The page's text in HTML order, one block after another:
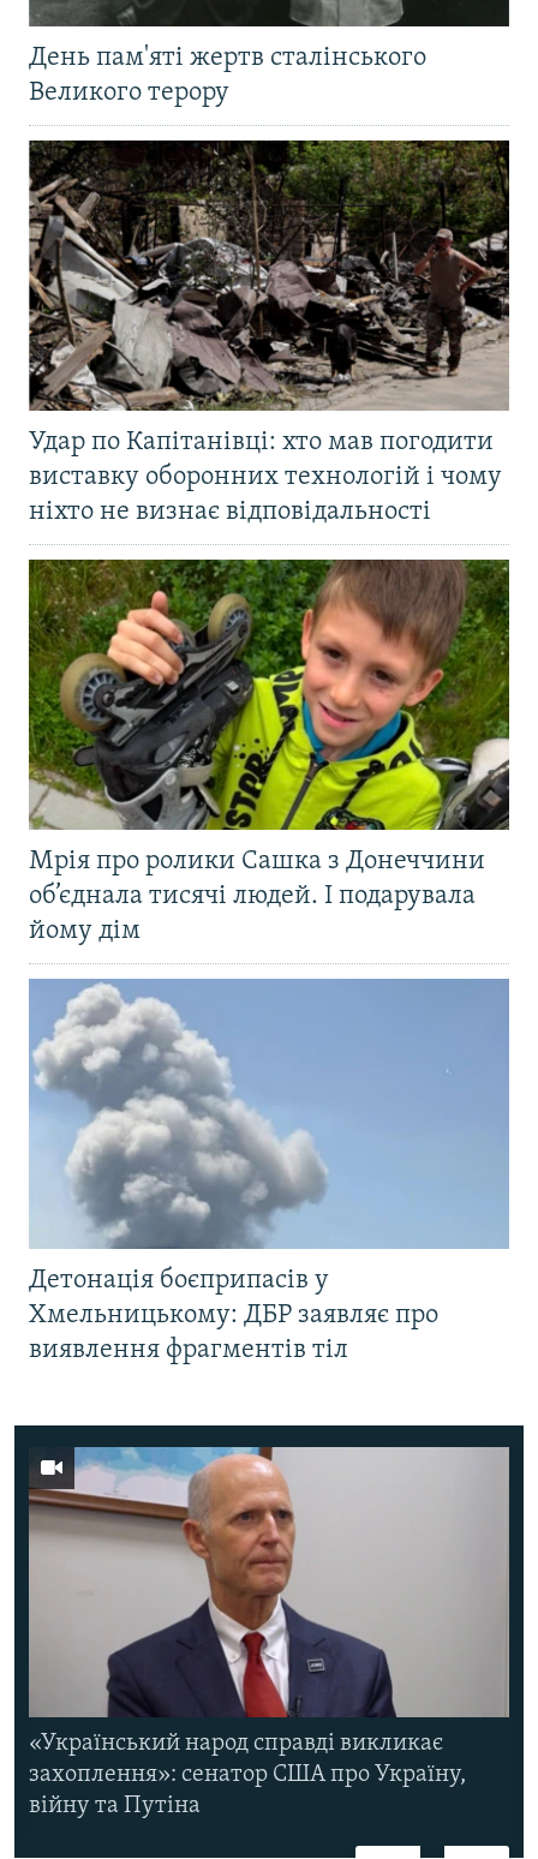
День пам'яті жертв сталінського
Великого терору
Удар по Капітанівці: хто мав погодити
виставку оборонних технологій і чому
ніхто не визнає відповідальності
Мрія про ролики Сашка з Донеччини
об’єднала тисячі людей. І подарувала
йому дім
Детонація боєприпасів у
Хмельницькому: ДБР заявляє про
виявлення фрагментів тіл
«Український народ справді викликає
захоплення»: сенатор США про Україну,
війну та Путіна